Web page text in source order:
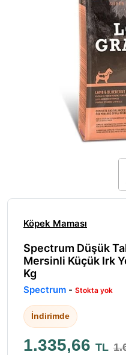
Köpek Maması
Spectrum Düşük
Mersinli Küçük Irk
Kg
Spectrum - Stokta yok
İndirimde
1.335,66 TL